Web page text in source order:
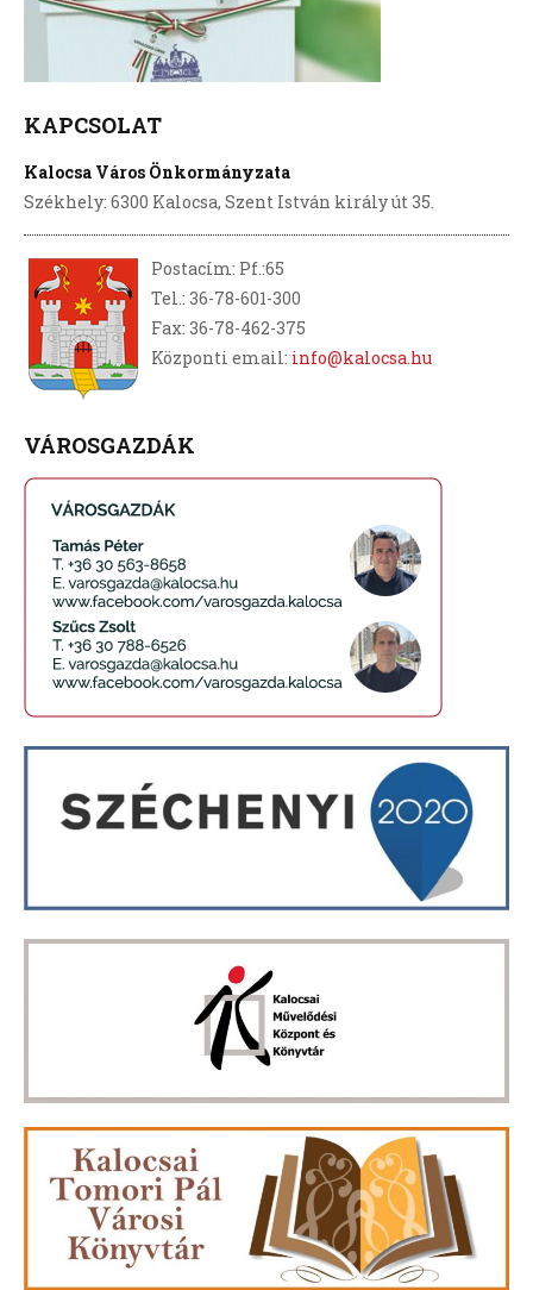
KAPCSOLAT
Kalocsa Város Önkormányzata
Székhely: 6300 Kalocsa, Szent István király út 35.
Postacím: Pf.:65
Tel.: 36-78-601-300
Fax: 36-78-462-375
Központi email: info@kalocsa.hu
VÁROSGAZDÁK